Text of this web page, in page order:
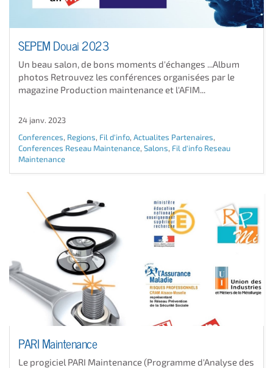
SEPEM Douai 2023
Un beau salon, de bons moments d'échanges ...Album
photos Retrouvez les conférences organisées par le
magazine Production maintenance et l'AFIM​ ...
24 janv. 2023
Conferences, Regions, Fil d'info, Actualites Partenaires,
Conferences Reseau Maintenance, Salons, Fil d'info Reseau
Maintenance
PARI Maintenance
Le progiciel PARI Maintenance (Programme d'Analyse des